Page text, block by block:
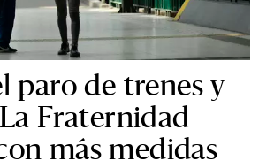
paro de trenes y
Fraternidad
más medidas